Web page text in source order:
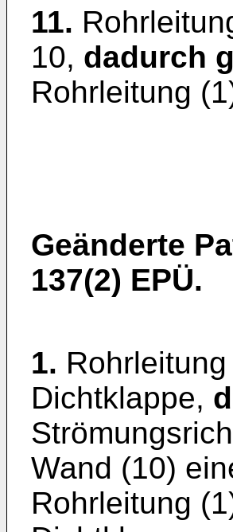
11.
10, dadurch
Rohrleitung
Geänderte
137(2) EPÜ.
1.
Dichtklappe,
Wand (10)
Rohrleitung